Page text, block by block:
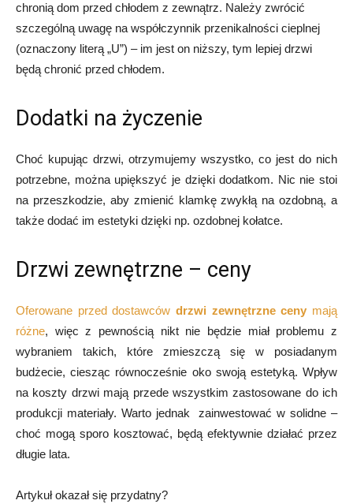
chronią dom przed chłodem z zewnątrz. Należy zwrócić
szczególną uwagę na współczynnik przenikalności cieplnej
(oznaczony literą „U”) – im jest on niższy, tym lepiej drzwi
będą chronić przed chłodem.
Dodatki na życzenie
Choć kupując drzwi, otrzymujemy wszystko, co jest do nich
potrzebne, można upiększyć je dzięki dodatkom. Nic nie stoi
na przeszkodzie, aby zmienić klamkę zwykłą na ozdobną, a
także dodać im estetyki dzięki np. ozdobnej kołatce.
Drzwi zewnętrzne – ceny
Oferowane przed dostawców drzwi zewnętrzne ceny mają
różne, więc z pewnością nikt nie będzie miał problemu z
wybraniem takich, które zmieszczą się w posiadanym
budżecie, ciesząc równocześnie oko swoją estetyką. Wpływ
na koszty drzwi mają przede wszystkim zastosowane do ich
produkcji materiały. Warto jednak zainwestować w solidne –
choć mogą sporo kosztować, będą efektywnie działać przez
długie lata.
Artykuł okazał się przydatny?